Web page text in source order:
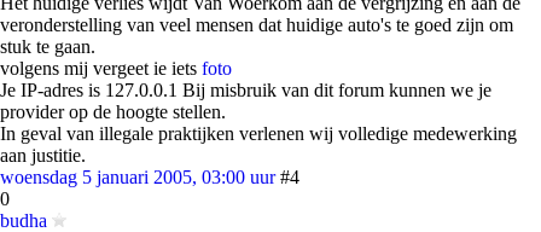
veronderstelling van veel mensen dat huidige auto's te goed zijn om
stuk te gaan.
volgens mij vergeet ie iets foto
Je IP-adres is 127.0.0.1 Bij misbruik van dit forum kunnen we je
provider op de hoogte stellen.
In geval van illegale praktijken verlenen wij volledige medewerking
aan justitie.
woensdag 5 januari 2005, 03:00 uur #4
0
budha